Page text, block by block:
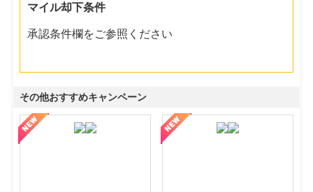
マイル却下条件
承認条件欄をご参照ください
その他おすすめキャンペーン